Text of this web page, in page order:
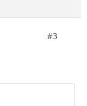
#3